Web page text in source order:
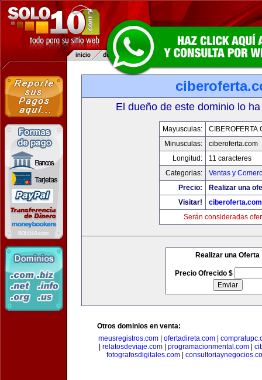
El dueño de este dominio lo
Mayusculas:
Minusculas:
ciberoferta.com
Longitud:
11 caracteres
Categorias:
Ventas y
Precio:
Realizar una
Visitar!
ciberoferta.com
Serán consideradas
Realizar una Oferta
Precio Ofrecido $
Otros dominios en venta:
meusregistros.com| ofertadireta.com|
relatosdeviaje.com| programacionmental.com|
fotografosdigitales.com